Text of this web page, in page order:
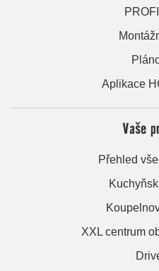
Aplikace
Vaše
Přehled
XXL centrum